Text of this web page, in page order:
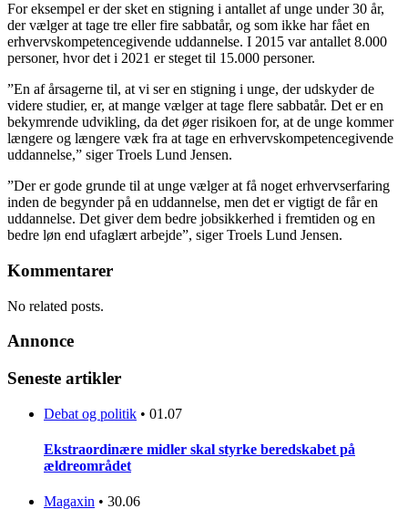
For eksempel er der sket en stigning i antallet af unge under 30 år,
der vælger at tage tre eller fire sabbatår, og som ikke har fået en
erhvervskompetencegivende uddannelse. I 2015 var antallet 8.000
personer, hvor det i 2021 er steget til 15.000 personer.
”En af årsagerne til, at vi ser en stigning i unge, der udskyder de
videre studier, er, at mange vælger at tage flere sabbatår. Det er en
bekymrende udvikling, da det øger risikoen for, at de unge kommer
længere og længere væk fra at tage en erhvervskompetencegivende
uddannelse,” siger Troels Lund Jensen.
”Der er gode grunde til at unge vælger at få noget erhvervserfaring
inden de begynder på en uddannelse, men det er vigtigt de får en
uddannelse. Det giver dem bedre jobsikkerhed i fremtiden og en
bedre løn end ufaglært arbejde”, siger Troels Lund Jensen.
Kommentarer
No related posts.
Annonce
Seneste artikler
Debat og politik • 01.07
Ekstraordinære midler skal styrke beredskabet på
ældreområdet
Magaxin • 30.06